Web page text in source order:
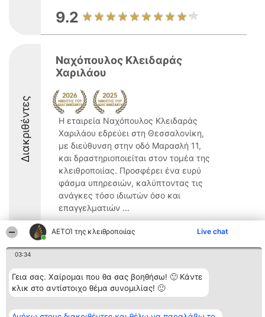
ΑΕΤΟΊ της κλειθροποιίας Live chat
03:34
Γεια σας. Χαίρομαι που θα σας βοηθήσω! 🙂 Κάντε
κλικ στο αντίστοιχο θέμα συνομιλίας! 🙂
9.2
Διακριθέντες
Ναχόπουλος Κλειδαράς
Χαριλάου
Η εταιρεία Ναχόπουλος Κλειδαράς
Χαριλάου εδρεύει στη Θεσσαλονίκη,
με διεύθυνση στην οδό Μαρασλή 11,
και δραστηριοποιείται στον τομέα της
κλειθροποιίας. Προσφέρει ένα ευρύ
φάσμα υπηρεσιών, καλύπτοντας τις
ανάγκες τόσο ιδιωτών όσο και
επαγγελματιών ...
8.6
Διοργανωτής της
κατάταξης
BEAUTIFUL COMPANY
Μονοπρόσωπη ΙΚΕ
2104128019
Κατάταξη
Διακριθέντες
Λίστα όλων
των
Επικοινωνία
Επικοινωνία